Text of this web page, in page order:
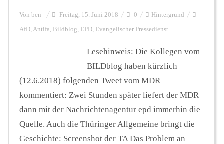
Von ben Freitag, 15. Juni 2018 0 Hintergrund
AfD, Antifa, Bildblog, EPD, Evangelischer Pressedienst
Lesehinweis: Die Kollegen vom
BILDblog haben kürzlich
(12.6.2018) folgenden Tweet vom MDR
kommentiert: Zwei Stunden später liefert der MDR
dann mit der Nachrichtenagentur epd immerhin die
Quelle. Auch die Thüringer Allgemeine bringt die
Geschichte: Screenshot der TA Das Problem an